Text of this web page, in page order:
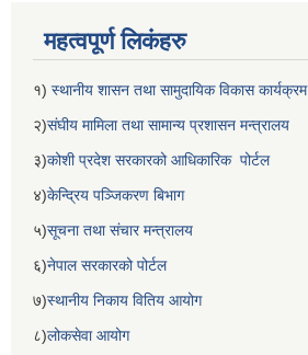
महत्वपूर्ण लिकंहरु
१) स्थानीय शासन तथा सामुदायिक विकास कार्यक्रम
२)संघीय मामिला तथा सामान्य प्रशासन मन्त्रालय
३)कोशी प्रदेश सरकारको आधिकारिक पोर्टल
४)केन्द्रिय पञ्जिकरण बिभाग
५)सूचना तथा संचार मन्त्रालय
६)नेपाल सरकारको पोर्टल
७)स्थानीय निकाय वितिय आयोग
८)लोकसेवा आयोग